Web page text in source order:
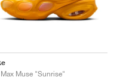
Muse "Sunrise"